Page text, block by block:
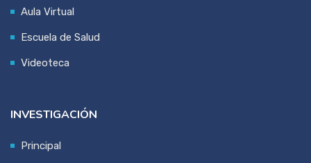
Aula Virtual
Escuela de Salud
Videoteca
INVESTIGACIÓN
Principal